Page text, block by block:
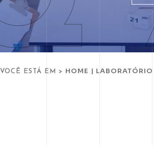
VOCÊ ESTÁ EM > HOME | LABORATÓRIO